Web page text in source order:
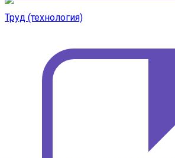
Подписывайтесь на
Труд (технология)